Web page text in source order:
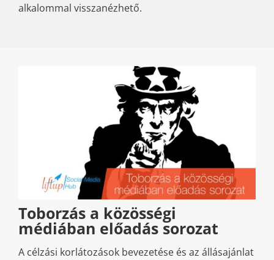
alkalommal visszanézhető.
Toborzás a közösségi
médiában előadás sorozat
A célzási korlátozások bevezetése és az állásajánlat